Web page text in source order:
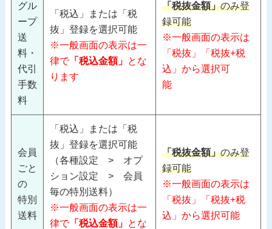
グル
ープ
送
料・
代引
手数
料
「税込」または「税
抜」登録を選択可能
※一般画面の表示は一
律で「税込金額」 とな
ります
「税抜金額」のみ登
録可能
※一般画面の表示は
「税抜」「税抜+税
込」から選択可
能
会員
ごと
の
特別
送料
「税込」または「税
抜」登録を選択可能
（各種設定 > オプ
ション設定 > 会員
毎の特別送料）
※一般画面の表示は一
律で「税込金額」 とな
「税抜金額」のみ登
録可能
※一般画面の表示は
「税抜」「税抜+税
込」から選択可能